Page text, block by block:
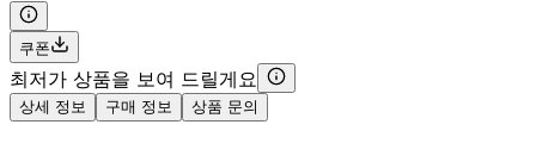
쿠폰
최저가 상품을 보여 드릴게요
상세 정보 구매 정보 상품 문의